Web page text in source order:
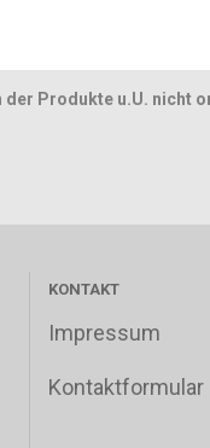
Produkte u.U. nicht
KONTAKT
Impressum
Kontaktformular